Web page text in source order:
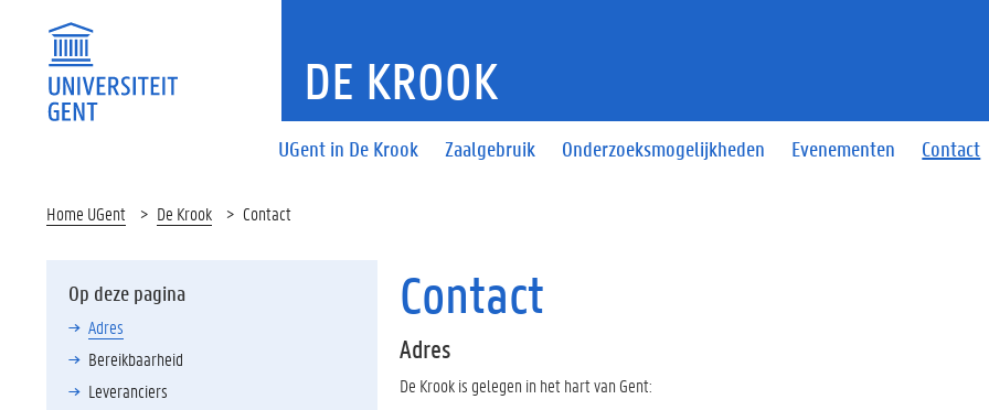
UGent in De Krook Zaalgebruik Onderzoeksmogelijkheden Evenementen Contact
DE KROOK
Home UGent De Krook Contact
Op deze pagina
Adres
Bereikbaarheid
Leveranciers
Contact
Adres
De Krook is gelegen in het hart van Gent: